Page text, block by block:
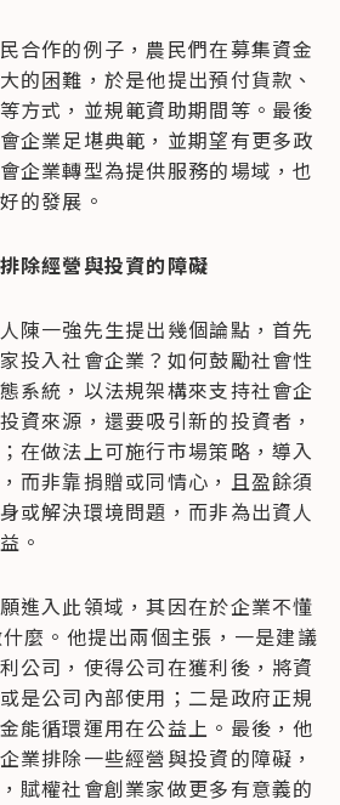
合作的例子，農民們在募集資金
的困難，於是他提出預付貨款、
方式，並規範資助期間等。最後
企業足堪典範，並期望有更多政
企業轉型為提供服務的場域，也
的發展。
除經營與投資的障礙
陳一強先生提出幾個論點，首先
投入社會企業？如何鼓勵社會性
系統，以法規架構來支持社會企
資來源，還要吸引新的投資者，
在做法上可施行市場策略，導入
而非靠捐贈或同情心，且盈餘須
或解決環境問題，而非為出資人
。
進入此領域，其因在於企業不懂
麼。他提出兩個主張，一是建議
公司，使得公司在獲利後，將資
是公司內部使用；二是政府正規
能循環運用在公益上。最後，他
業排除一些經營與投資的障礙，
賦權社會創業家做更多有意義的